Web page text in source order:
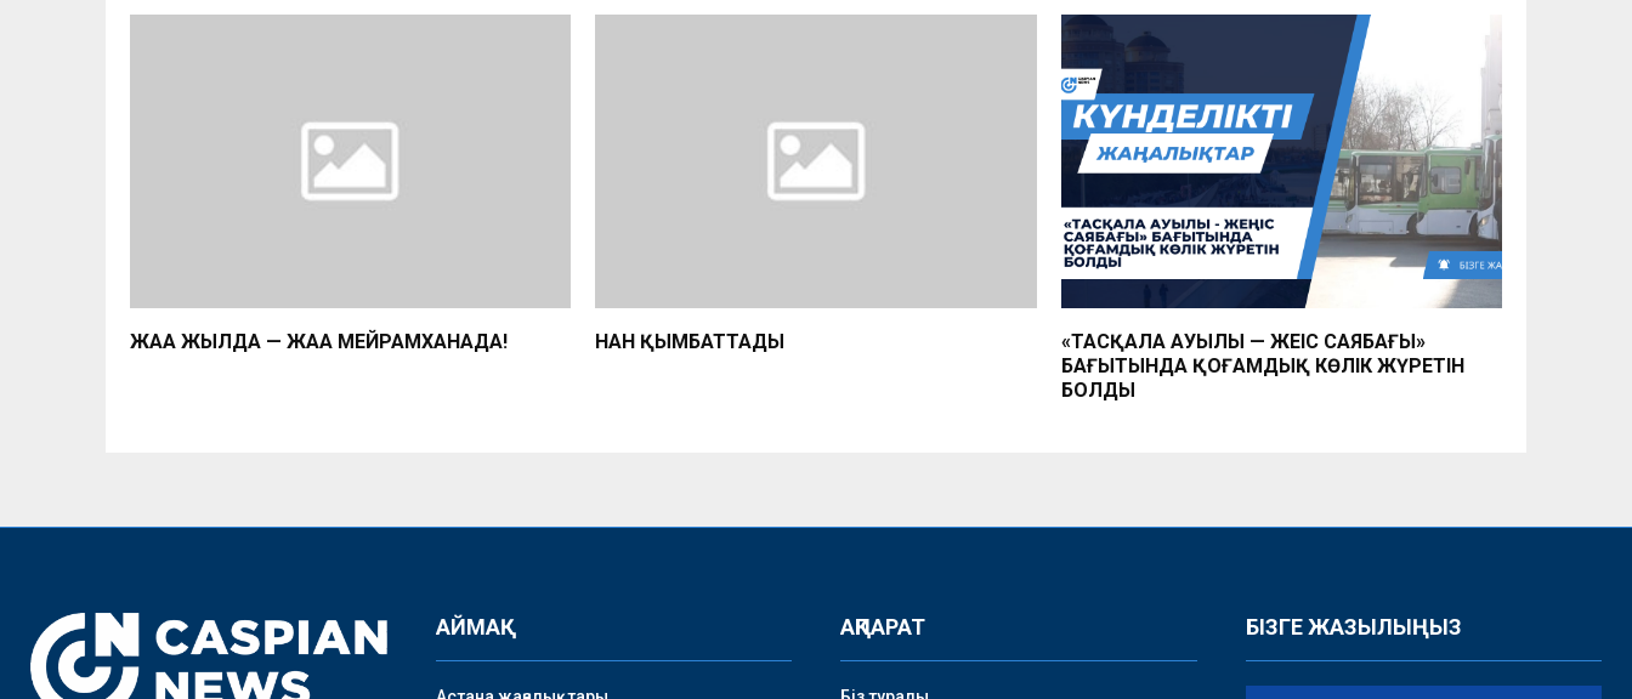
ЖАҢА ЖЫЛДА — ЖАҢА МЕЙРАМХАНАДА! НАН ҚЫМБАТТАДЫ
«ТАСҚАЛА АУЫЛЫ — ЖЕҢІС САЯБАҒЫ»
БАҒЫТЫНДА ҚОҒАМДЫҚ КӨЛІК ЖҮРЕТІН
БОЛДЫ
АЙМАҚ АҚПАРАТ БІЗГЕ ЖАЗЫЛЫҢЫЗ